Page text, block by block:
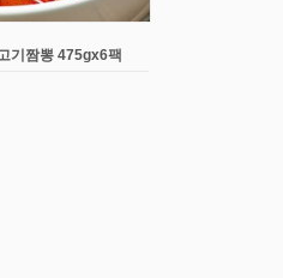
기짬뽕 475gx6팩